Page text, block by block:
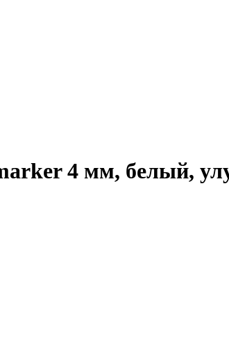
4 мм, белый,